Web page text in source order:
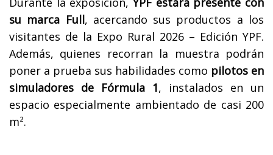
su marca Full, acercando sus productos a los
visitantes de la Expo Rural 2026 – Edición YPF.
Además, quienes recorran la muestra podrán
poner a prueba sus habilidades como pilotos en
simuladores de Fórmula 1, instalados en un
espacio especialmente ambientado de casi 200
m².